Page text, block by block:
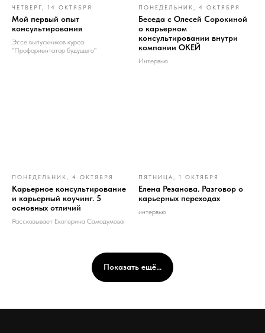
ЧЕТВЕРГ, 14 ОКТЯБРЯ
Мой первый опыт
консультирования
Эссе выпускников курса
"Профориентатор будущего"
ПОНЕДЕЛЬНИК, 4 ОКТЯБРЯ
Беседа с Олесей Сорокиной
о карьерном
консультировании внутри
компании ОКЕЙ
Интервью
ПОНЕДЕЛЬНИК, 4 ОКТЯБРЯ
Карьерное консультирование
и карьерный коучинг. 5
основных отличий
Рассказывает Екатерина Самодумова
ПЯТНИЦА, 1 ОКТЯБРЯ
Елена Резанова. Разговор о
карьерных переходах
интервью
Показать ещё...